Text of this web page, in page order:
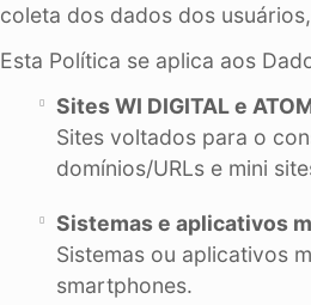
coleta dos dados dos
Esta Política se aplica aos
Sites WI DIGITAL e
Sites voltados para o
domínios/URLs e mini
Sistemas e aplicativos
Sistemas ou aplicativos
smartphones.